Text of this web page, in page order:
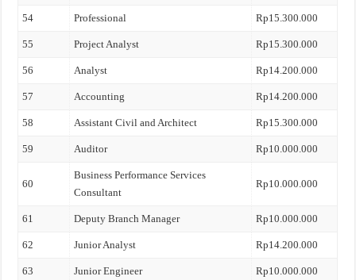
54 Professional Rp15.300.000
55 Project Analyst Rp15.300.000
56 Analyst Rp14.200.000
57 Accounting Rp14.200.000
58 Assistant Civil and Architect Rp15.300.000
59 Auditor Rp10.000.000
60
Business Performance Services
Consultant
Rp10.000.000
61 Deputy Branch Manager Rp10.000.000
62 Junior Analyst Rp14.200.000
63 Junior Engineer Rp10.000.000